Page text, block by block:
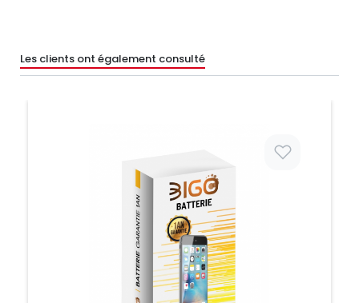
Les clients ont également consulté